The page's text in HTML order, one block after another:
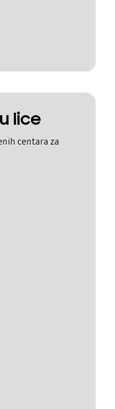
lice
centara za